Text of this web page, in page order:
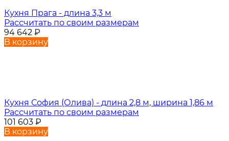
Кухня Прага - длина 3,3 м
Рассчитать по своим размерам
94 642 ₽
В корзину
Кухня София (Олива) - длина 2,8 м, ширина 1,86 м
Рассчитать по своим размерам
101 603 ₽
В корзину